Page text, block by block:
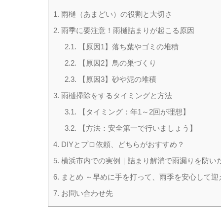
1. 雨樋（あまどい）の役割と大切さ
2. 雨季に要注意！雨樋詰まりが起こる原因
2.1. 【原因1】落ち葉やゴミの堆積
2.2. 【原因2】鳥の巣づくり
2.3. 【原因3】砂や泥の堆積
3. 雨樋掃除をするタイミングと方法
3.1. 【タイミング：年1～2回が理想】
3.2. 【方法：安全第一で行いましょう】
4. DIYとプロ依頼、どちらがおすすめ？
5. 横浜市内での実例｜詰まり解消で雨漏りを防い
6. まとめ ～早めに手を打って、雨季を安心して迎
7. お問い合わせ先